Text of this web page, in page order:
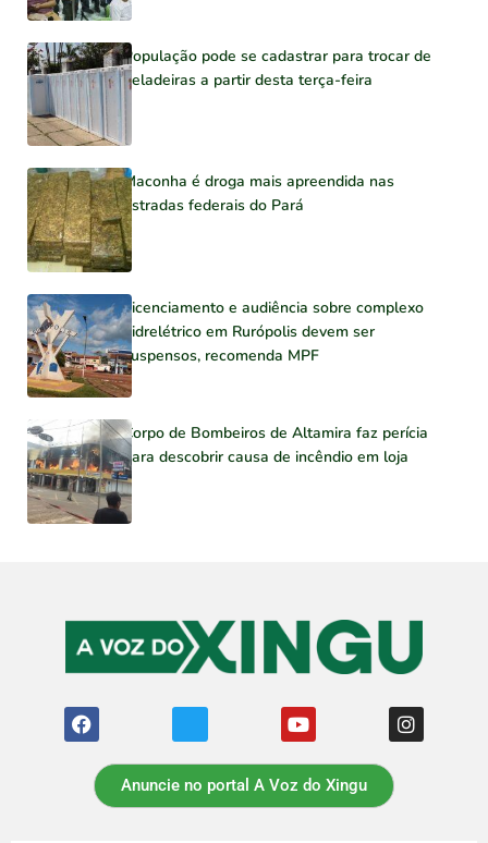
População pode se cadastrar para trocar de
geladeiras a partir desta terça-feira
Maconha é droga mais apreendida nas
estradas federais do Pará
Licenciamento e audiência sobre complexo
hidrelétrico em Rurópolis devem ser
suspensos, recomenda MPF
Corpo de Bombeiros de Altamira faz perícia
para descobrir causa de incêndio em loja
Anuncie no portal A Voz do Xingu